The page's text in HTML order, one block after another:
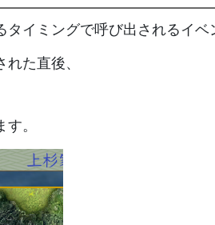
イミングで呼び出されるイベ
た直後、
。